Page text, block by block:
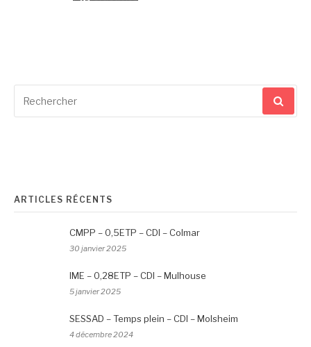
pour
ARTICLES RÉCENTS
CMPP – 0,5ETP – CDI – Colmar
30 janvier 2025
IME – 0,28ETP – CDI – Mulhouse
5 janvier 2025
SESSAD – Temps plein – CDI – Molsheim
4 décembre 2024